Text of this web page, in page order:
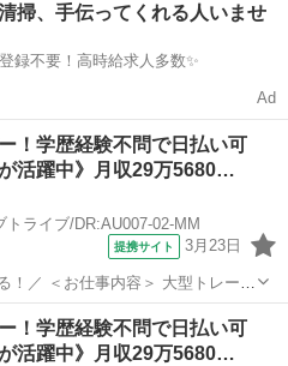
掃、手伝ってくれる人いませ
日給例1万円〜 / 登録不要！高時給求人多数✨
Ad
！学歴経験不問で日払い可
が活躍中》月収29万5680…
トライブ/DR:AU007-02-MM
提携サイト 3月23日
トレーラ
よび付帯業務） ■車種・内
■配送先：ヤマト運輸(姶良)センタ
デリバリー
！学歴経験不問で日払い可
が活躍中》月収29万5680…